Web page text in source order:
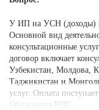
У ИП на УСН (доходы) в
Основной вид
консультационные
договор включает
Узбекистан, Молдова,
Таджикистан и
услуг. Оплата
Облагаются НДС,...